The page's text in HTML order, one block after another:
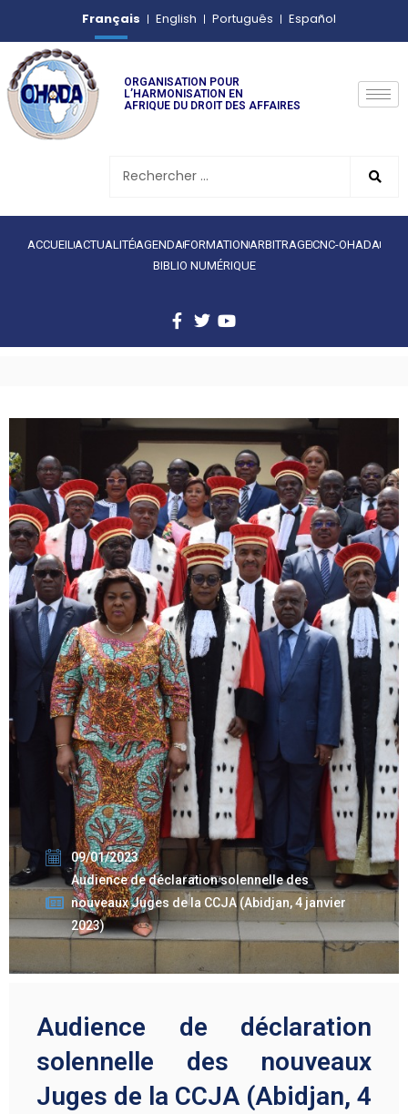
Français English Português Español
ORGANISATION POUR
L’HARMONISATION EN
AFRIQUE DU DROIT DES AFFAIRES
ACCUEIL ACTUALITÉAGENDAFORMATION ARBITRAGECNC-OHADA
BIBLIO NUMÉRIQUE
09/01/2023
Audience de déclaration solennelle des
nouveaux Juges de la CCJA (Abidjan, 4 janvier
2023)
Audience de déclaration
solennelle des nouveaux
Juges de la CCJA (Abidjan, 4